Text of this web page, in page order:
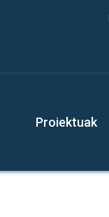
Proiektuak